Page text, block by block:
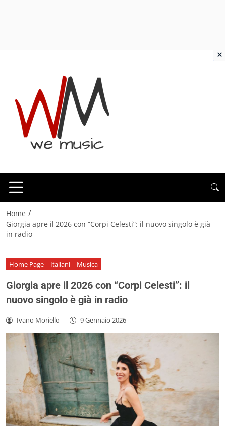
Home /
Giorgia apre il 2026 con “Corpi Celesti”: il nuovo singolo è già
in radio
Home Page Italiani Musica
Giorgia apre il 2026 con “Corpi Celesti”: il
nuovo singolo è già in radio
Ivano Moriello - 9 Gennaio 2026
×